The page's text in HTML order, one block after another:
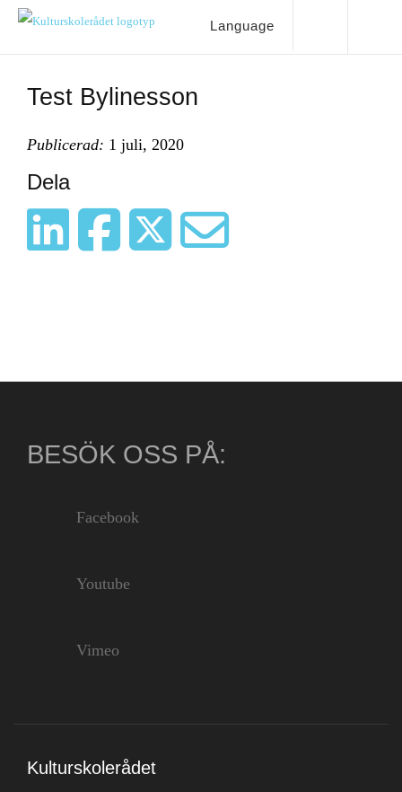
Language
Test Bylinesson
Publicerad: 1 juli, 2020
Dela
BESÖK OSS PÅ:
Facebook
Youtube
Vimeo
Kulturskolerådet